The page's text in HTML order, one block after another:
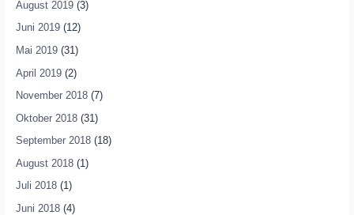
August 2019(3)
Juni 2019(12)
Mai 2019(31)
April 2019(2)
November 2018(7)
Oktober 2018(31)
September 2018(18)
August 2018(1)
Juli 2018(1)
Juni 2018(4)